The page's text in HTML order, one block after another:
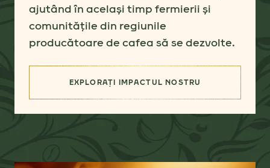
ajutând în același timp fermierii și
comunitățile din regiunile
producătoare de cafea să se dezvolte.
EXPLORAȚI IMPACTUL NOSTRU